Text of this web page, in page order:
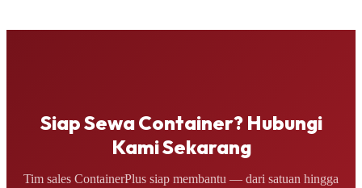
Siap Sewa Container? Hubungi
Kami Sekarang
Tim sales ContainerPlus siap membantu — dari satuan hingga